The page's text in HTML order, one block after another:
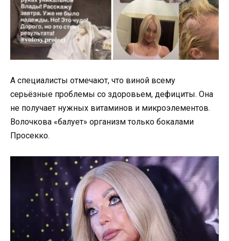
А специалисты отмечают, что виной всему
серьёзные проблемы со здоровьем, дефициты. Она
не получает нужных витаминов и микроэлементов.
Волочкова «балует» организм только бокалами
Просекко.